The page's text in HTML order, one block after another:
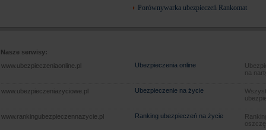
Porównywarka ubezpieczeń Rankomat
Nasze serwisy:
www.ubezpieczeniaonline.pl
Ubezpieczenia online
na
www.ubezpieczeniazyciowe.pl Ubezpieczenie na życie
www.rankingubezpieczennazycie.pl Ranking ubezpieczeń na życie